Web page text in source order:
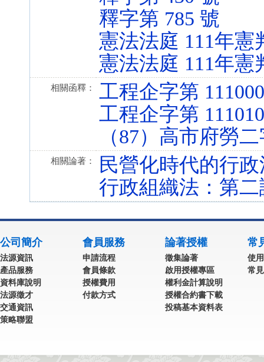
釋字第 785 號
憲法法庭 111年憲
憲法法庭 111年憲
相關函釋：
工程企字第
工程企字第
（87）高市府勞
相關論著：
民營化時代的行
行政組織法：第
公司簡介
法源資訊
產品服務
資料庫說明
法源徵才
交通資訊
策略聯盟
會員服務
申請流程
會員條款
授權費用
付款方式
論著授權
徵集論著
啟用授權專區
權利金計算說明
授權合約書下載
投稿基本資料表
常
使
常